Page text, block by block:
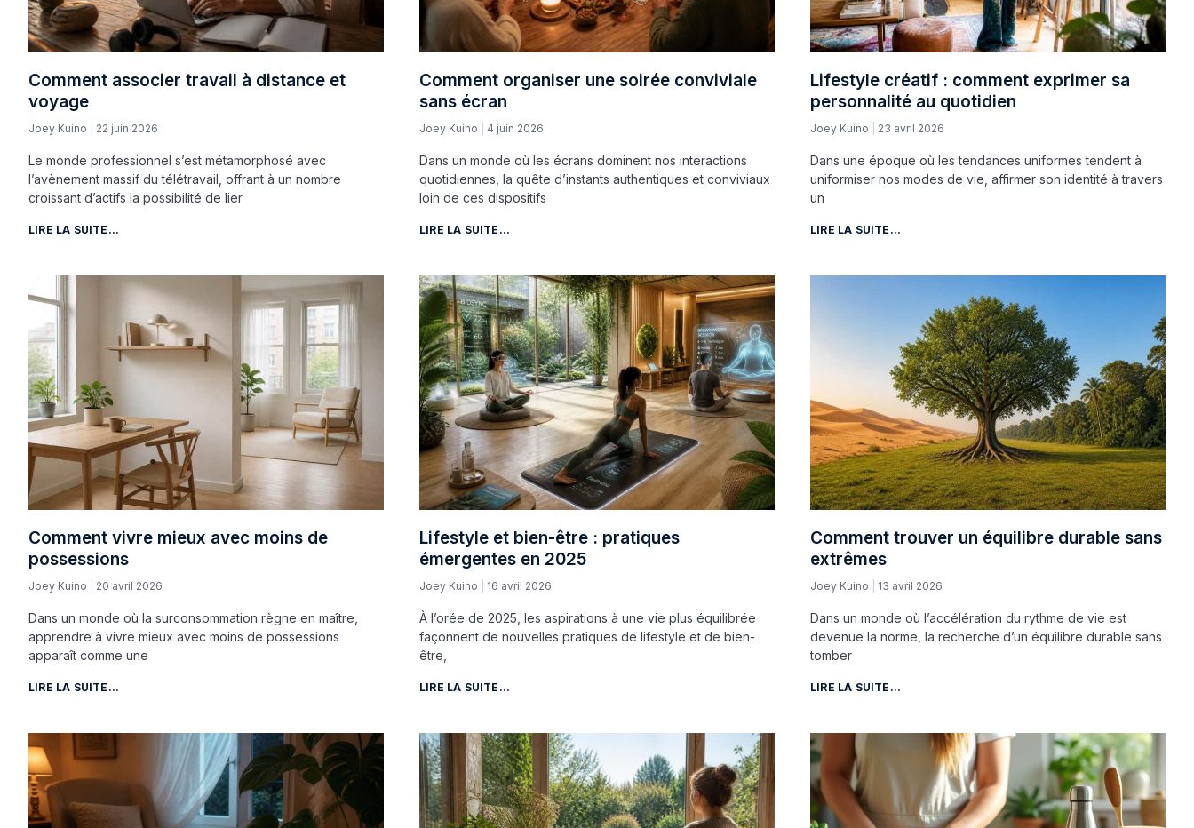
Comment associer travail à distance et
voyage
Joey Kuino 22 juin 2026
Le monde professionnel s’est métamorphosé avec
l’avènement massif du télétravail, offrant à un nombre
croissant d’actifs la possibilité de lier
LIRE LA SUITE...
Comment organiser une soirée conviviale
sans écran
Joey Kuino 4 juin 2026
Dans un monde où les écrans dominent nos interactions
quotidiennes, la quête d’instants authentiques et conviviaux
loin de ces dispositifs
LIRE LA SUITE...
Lifestyle créatif : comment exprimer sa
personnalité au quotidien
Joey Kuino 23 avril 2026
Dans une époque où les tendances uniformes tendent à
uniformiser nos modes de vie, affirmer son identité à travers
un
LIRE LA SUITE...
Comment vivre mieux avec moins de
possessions
Joey Kuino 20 avril 2026
Dans un monde où la surconsommation règne en maître,
apprendre à vivre mieux avec moins de possessions
apparaît comme une
LIRE LA SUITE...
Lifestyle et bien-être : pratiques
émergentes en 2025
Joey Kuino 16 avril 2026
À l’orée de 2025, les aspirations à une vie plus équilibrée
façonnent de nouvelles pratiques de lifestyle et de bien-
être,
LIRE LA SUITE...
Comment trouver un équilibre durable sans
extrêmes
Joey Kuino 13 avril 2026
Dans un monde où l’accélération du rythme de vie est
devenue la norme, la recherche d’un équilibre durable sans
tomber
LIRE LA SUITE...